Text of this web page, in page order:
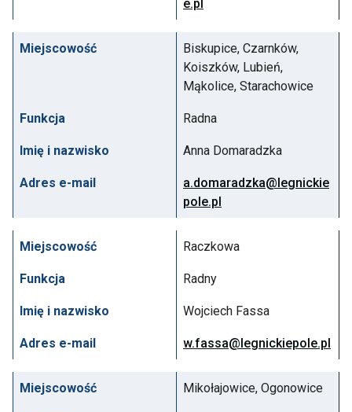
e.pl
Miejscowość
Biskupice, Czarnków,
Koiszków, Lubień,
Mąkolice, Starachowice
Funkcja Radna
Imię i nazwisko Anna Domaradzka
Adres e-mail
a.domaradzka@legnickie
pole.pl
Miejscowość Raczkowa
Funkcja Radny
Imię i nazwisko Wojciech Fassa
Adres e-mail w.fassa@legnickiepole.pl
Miejscowość Mikołajowice, Ogonowice